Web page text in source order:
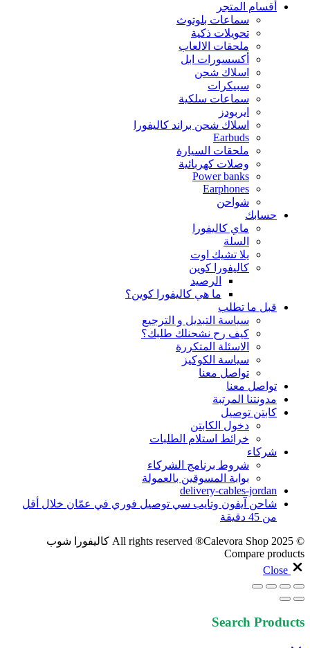
أقسام المتجر
سماعات بلوتوث
تحويلات ذكية
ملحقات الالعاب
أكسسورات ابل
اسلاك شحن
سبيكرات
سماعات سلكية
ايربودز
اسلاك شحن براند كاليفورا
Earbuds
ملحقات السيارة
وصلات كهربائية
Power banks
Earphones
شواحن
حسابك
ماي كاليفورا
السلة
يلا تشيك اوت
كاليفورا كوين
الرصيد
ما هي كاليفورا كوين؟
قبل ما تطلب
سياسة التبديل و الترجيع
كيف رح نشحنلك طلبك؟
الاسئلة المتكررة
سياسة الكوكيز
تواصل معنا
تواصل معنا
مدونتنا المرتبة
كابتن توصيل
دخول الكابتن
خرائط استلام الطلبات
شركاء
شروط برنامج الشركاء
بوابة المسوقين بالعمولة
delivery-cables-jordan
شاحن آيفون وتايب سي توصيل فوري في عمّان خلال أقل
من 45 دقيقة
© 2025 All rights reserved ®Calevora Shop كاليفورا شوب
Compare products
Close
Search Products